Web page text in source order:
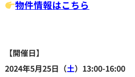
物件情報はこちら
【開催日】
2024年5月25日（土）13:00-16:00